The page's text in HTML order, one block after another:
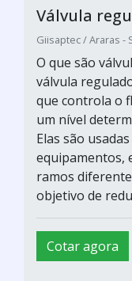
Válvula
Giisaptec / Araras -
O que são
válvula
que controla o
um nível
Elas são
equipamentos,
ramos
objetivo de
Cotar agora